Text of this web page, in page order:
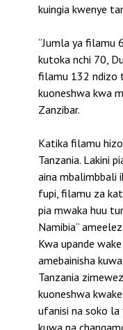
kuingia kwenye
“Jumla ya filamu
kutoka nchi 70,
filamu 132 ndizo
kuoneshwa kwa
Zanzibar.
Katika filamu
Tanzania. Lakini
aina mbalimbbali
fupi, filamu za
pia mwaka huu
Namibia”
Kwa upande
amebainisha
Tanzania
kuoneshwa
ufanisi na soko la
kuwa na